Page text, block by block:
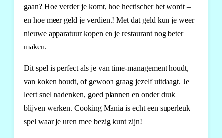
gaan? Hoe verder je komt, hoe hectischer het wordt –
en hoe meer geld je verdient! Met dat geld kun je weer
nieuwe apparatuur kopen en je restaurant nog beter
maken.
Dit spel is perfect als je van time-management houdt,
van koken houdt, of gewoon graag jezelf uitdaagt. Je
leert snel nadenken, goed plannen en onder druk
blijven werken. Cooking Mania is echt een superleuk
spel waar je uren mee bezig kunt zijn!